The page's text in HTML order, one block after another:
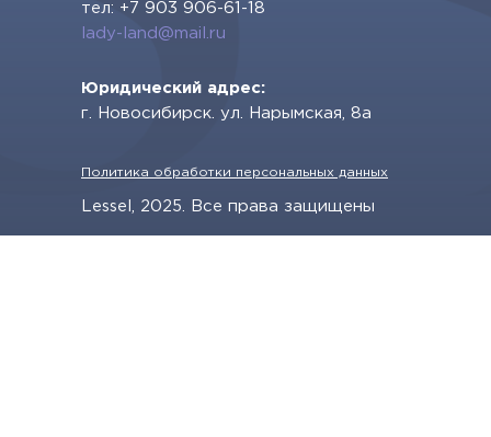
Lessel, 2025. Все права защищены
Политика обработки персональных данных
Юридический адрес:
г. Новосибирск. ул. Нарымская, 8а
тел: +7 903 906-61-18
lady-land@mail.ru